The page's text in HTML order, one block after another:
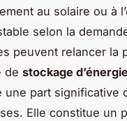
au solaire ou à
selon la
peuvent relancer la
de stockage d’énergie
part significative
Elle constitue un